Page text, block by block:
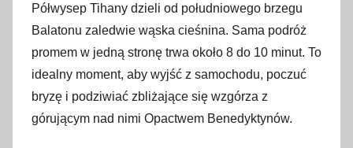
Półwysep Tihany dzieli od południowego brzegu
Balatonu zaledwie wąska cieśnina. Sama podróż
promem w jedną stronę trwa około 8 do 10 minut. To
idealny moment, aby wyjść z samochodu, poczuć
bryzę i podziwiać zbliżające się wzgórza z
górującym nad nimi Opactwem Benedyktynów.